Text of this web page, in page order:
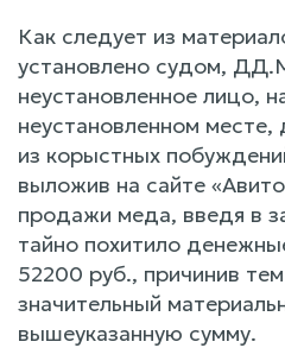
Как следует из
установлено судом,
неустановленное лицо,
неустановленном
из корыстных
выложив на сайте
продажи меда, введя в
тайно похитило
52200 руб., причинив
значительный
вышеуказанную сумму.